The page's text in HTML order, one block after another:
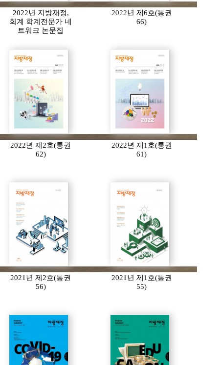
2022년 지방재정,
회계 학계전문가 네
트워크 논문집
2022년 제6호(통권
66)
2022년 제2호(통권
62)
2022년 제1호(통권
61)
2021년 제2호(통권
56)
2021년 제1호(통권
55)